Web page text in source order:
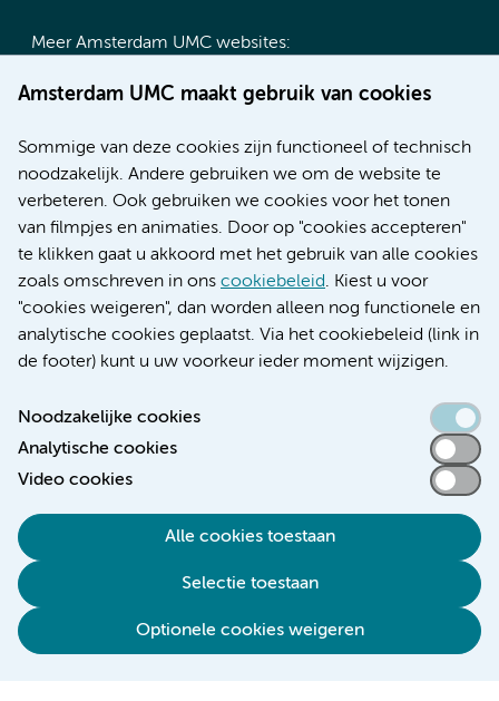
Amsterdam UMC maakt gebruik van cookies
Sommige van deze cookies zijn functioneel of technisch
noodzakelijk. Andere gebruiken we om de website te
verbeteren. Ook gebruiken we cookies voor het tonen
van filmpjes en animaties. Door op "cookies accepteren"
te klikken gaat u akkoord met het gebruik van alle cookies
zoals omschreven in ons cookiebeleid. Kiest u voor
"cookies weigeren", dan worden alleen nog functionele en
analytische cookies geplaatst. Via het cookiebeleid (link in
de footer) kunt u uw voorkeur ieder moment wijzigen.
Noodzakelijke cookies
Analytische cookies
Video cookies
Alle cookies toestaan
Selectie toestaan
Optionele cookies weigeren
Meer Amsterdam UMC websites:
Werken bij Amsterdam UMC
Nieuws
Research
Educatie locatie AMC
Educatie locatie VUmc
Verwijzen & diagnostiek
Toegankelijkheidsverklaring
Responsible disclosure